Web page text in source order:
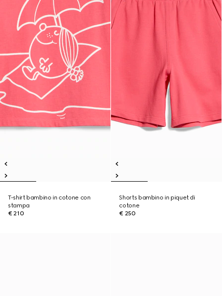
T-shirt bambino in cotone con
stampa
€ 210
Shorts bambino in piquet di
cotone
€ 250